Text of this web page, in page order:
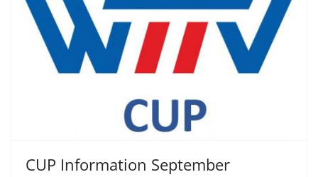
CUP Information September